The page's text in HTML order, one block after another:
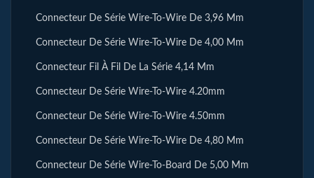
Connecteur De Série Wire-To-Wire De 3,96 Mm
Connecteur De Série Wire-To-Wire De 4,00 Mm
Connecteur Fil À Fil De La Série 4,14 Mm
Connecteur De Série Wire-To-Wire 4.20mm
Connecteur De Série Wire-To-Wire 4.50mm
Connecteur De Série Wire-To-Wire De 4,80 Mm
Connecteur De Série Wire-To-Board De 5,00 Mm